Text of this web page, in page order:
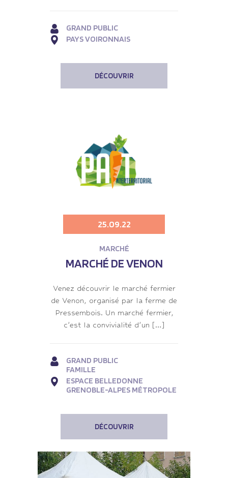
GRAND PUBLIC
PAYS VOIRONNAIS
DÉCOUVRIR
25.09.22
MARCHÉ
MARCHÉ DE VENON
Venez découvrir le marché fermier
de Venon, organisé par la ferme de
Pressembois. Un marché fermier,
c’est la convivialité d’un […]
GRAND PUBLIC
FAMILLE
ESPACE BELLEDONNE
GRENOBLE-ALPES MÉTROPOLE
DÉCOUVRIR